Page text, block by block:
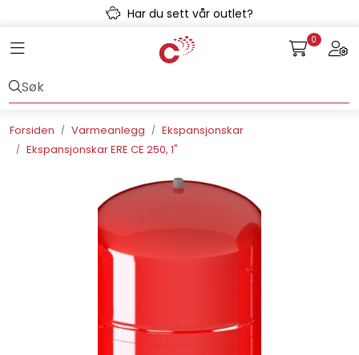
Skip to main contentHar du sett vår outlet?
Toggle navigation 0
Forsiden Varmeanlegg
Ekspansjonskar
Ekspansjonskar ERE CE 250, 1"
Kulvert